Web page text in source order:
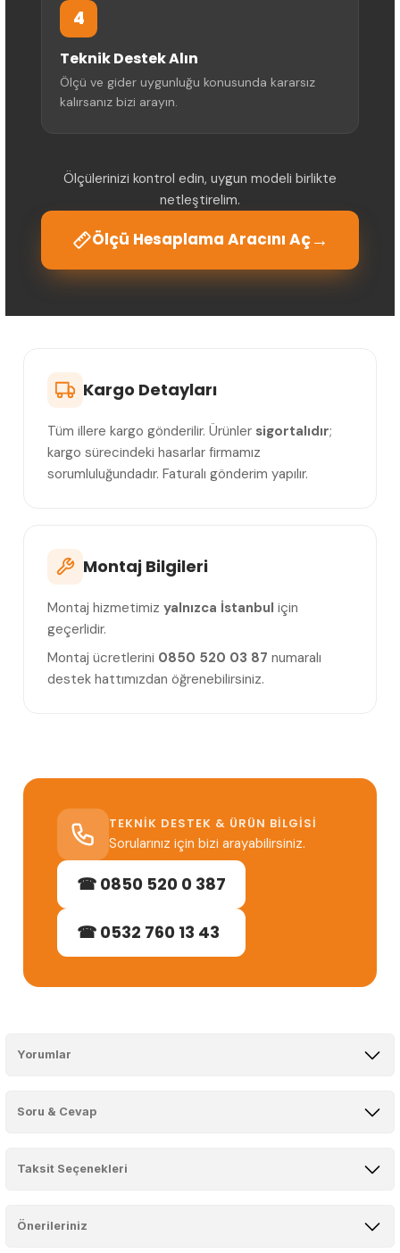
4
Teknik Destek Alın
Ölçü ve gider uygunluğu konusunda kararsız
kalırsanız bizi arayın.
Ölçülerinizi kontrol edin, uygun modeli birlikte
netleştirelim.
Ölçü Hesaplama Aracını Aç→
Kargo Detayları
Tüm illere kargo gönderilir. Ürünler sigortalıdır;
kargo sürecindeki hasarlar firmamız
sorumluluğundadır. Faturalı gönderim yapılır.
Montaj Bilgileri
Montaj hizmetimiz yalnızca İstanbul için
geçerlidir.
Montaj ücretlerini 0850 520 03 87 numaralı
destek hattımızdan öğrenebilirsiniz.
TEKNIK DESTEK & ÜRÜN BILGISI
Sorularınız için bizi arayabilirsiniz.
☎ 0850 520 0 387
☎ 0532 760 13 43
Yorumlar
M... K... | 29/03/2024
Soru & Cevap
Taksit Seçenekleri
Önerileriniz